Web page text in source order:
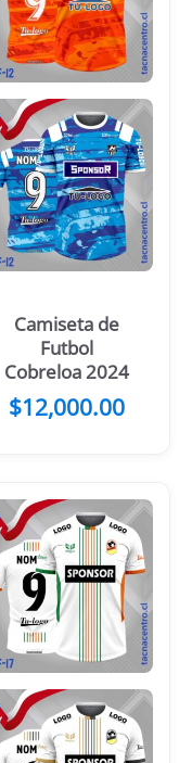
Camiseta de
Futbol
Cobreloa 2024
$12,000.00